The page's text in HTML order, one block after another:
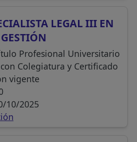
LEGAL III EN
Profesional Universitario
con Colegiatura y Certificado
vigente
10/2025